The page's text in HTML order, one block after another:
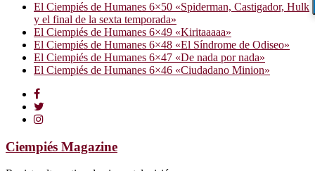
El Ciempiés de Humanes 6×50 «Spiderman, Castigador, Hulk
y el final de la sexta temporada»
El Ciempiés de Humanes 6×49 «Kiritaaaaa»
El Ciempiés de Humanes 6×48 «El Síndrome de Odiseo»
El Ciempiés de Humanes 6×47 «De nada por nada»
El Ciempiés de Humanes 6×46 «Ciudadano Minion»
Ciempiés Magazine